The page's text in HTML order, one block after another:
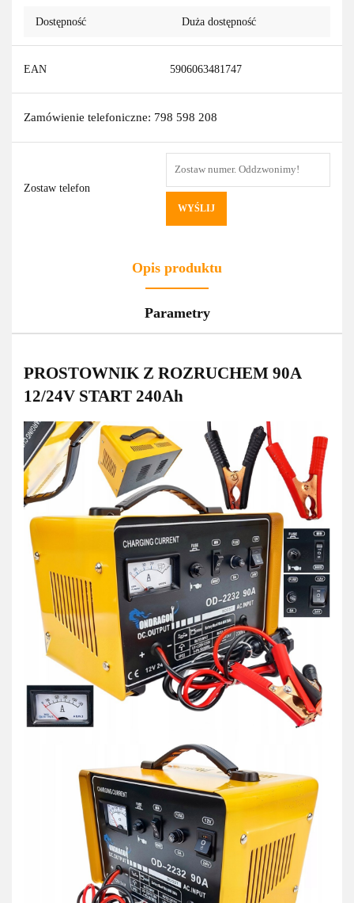
Dostępność Duża dostępność
EAN 5906063481747
Zamówienie telefoniczne: 798 598 208
Zostaw telefon
WYŚLIJ
Opis produktu
Parametry
PROSTOWNIK Z ROZRUCHEM 90A
12/24V START 240Ah